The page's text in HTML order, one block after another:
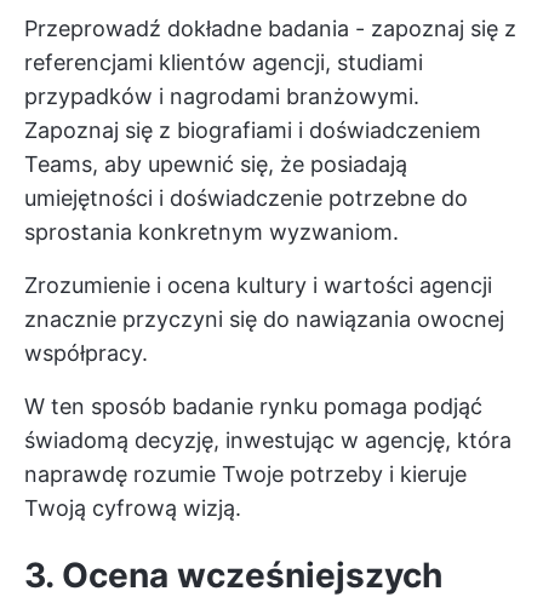
Przeprowadź dokładne badania - zapoznaj się z
referencjami klientów agencji, studiami
przypadków i nagrodami branżowymi.
Zapoznaj się z biografiami i doświadczeniem
Teams, aby upewnić się, że posiadają
umiejętności i doświadczenie potrzebne do
sprostania konkretnym wyzwaniom.
Zrozumienie i ocena kultury i wartości agencji
znacznie przyczyni się do nawiązania owocnej
współpracy.
W ten sposób badanie rynku pomaga podjąć
świadomą decyzję, inwestując w agencję, która
naprawdę rozumie Twoje potrzeby i kieruje
Twoją cyfrową wizją.
3. Ocena wcześniejszych